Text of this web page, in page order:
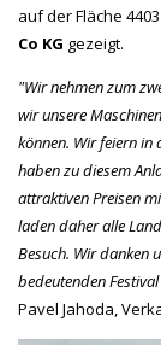
auf der Fläche
Co KG gezeigt.
"Wir nehmen zum
wir unsere
können. Wir feiern in
haben zu diesem
attraktiven Preisen
laden daher alle
Besuch. Wir danken
bedeutenden
Pavel Jahoda,